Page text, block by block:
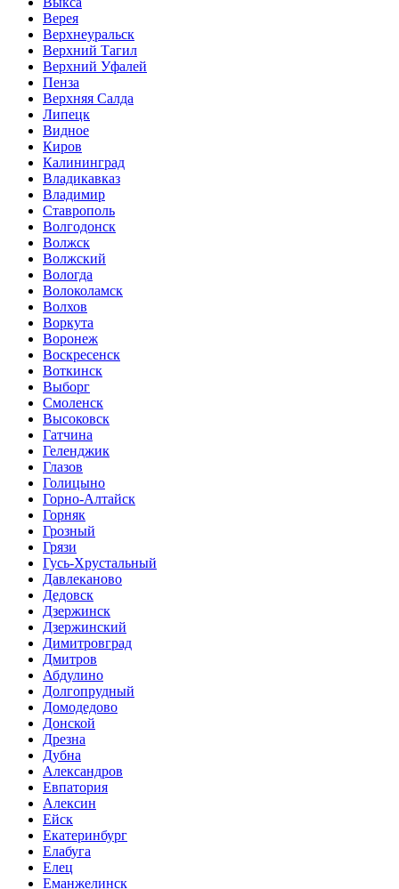
Верея
Верхнеуральск
Верхний Тагил
Верхний Уфалей
Пенза
Верхняя Салда
Липецк
Видное
Киров
Калининград
Владикавказ
Владимир
Ставрополь
Волгодонск
Волжск
Волжский
Вологда
Волоколамск
Волхов
Воркута
Воронеж
Воскресенск
Воткинск
Выборг
Смоленск
Высоковск
Гатчина
Геленджик
Глазов
Голицыно
Горно-Алтайск
Горняк
Грозный
Грязи
Гусь-Хрустальный
Давлеканово
Дедовск
Дзержинск
Дзержинский
Димитровград
Дмитров
Абдулино
Долгопрудный
Домодедово
Донской
Дрезна
Дубна
Александров
Евпатория
Алексин
Ейск
Екатеринбург
Елабуга
Елец
Еманжелинск